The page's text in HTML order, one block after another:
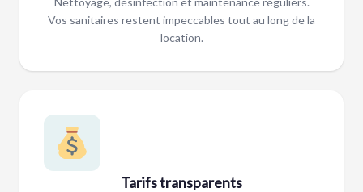
Vos sanitaires restent impeccables tout au long de la
location.
Tarifs transparents